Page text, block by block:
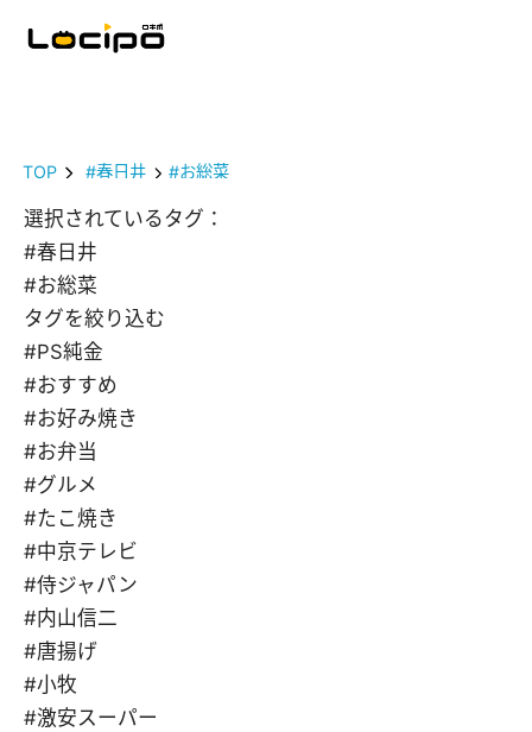
TOP #春日井 #お総菜
選択されているタグ：
#春日井
#お総菜
タグを絞り込む
#PS純金
#おすすめ
#お好み焼き
#お弁当
#グルメ
#たこ焼き
#中京テレビ
#侍ジャパン
#内山信二
#唐揚げ
#小牧
#激安スーパー